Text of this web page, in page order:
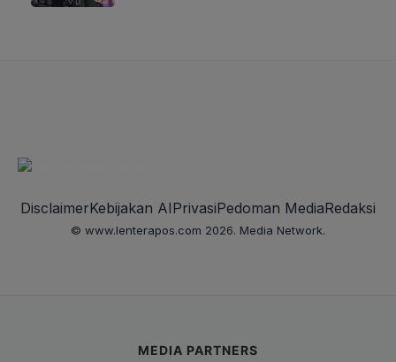
DisclaimerKebijakan AIPrivasiPedoman MediaRedaksi
© www.lenterapos.com 2026. Media Network.
MEDIA PARTNERS